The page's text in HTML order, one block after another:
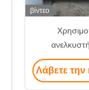
βίντεο
εξοπλισμό
Λάβετε την